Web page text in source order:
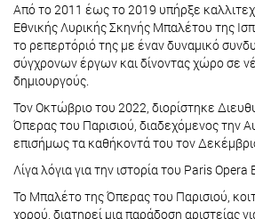
Από το 2011 έως το 2019 υπήρξε
Εθνικής Λυρικής Σκηνής Μπαλέτου της
το ρεπερτόριό της με έναν δυναμικό
σύγχρονων έργων και δίνοντας χώρο σε
δημιουργούς.
Τον Οκτώβριο του 2022, διορίστηκε
Όπερας του Παρισιού, διαδεχόμενος την
επισήμως τα καθήκοντά του τον
Λίγα λόγια για την ιστορία του Paris Opera
Το Μπαλέτο της Όπερας του Παρισιού,
χορού, διατηρεί μια παράδοση αριστείας